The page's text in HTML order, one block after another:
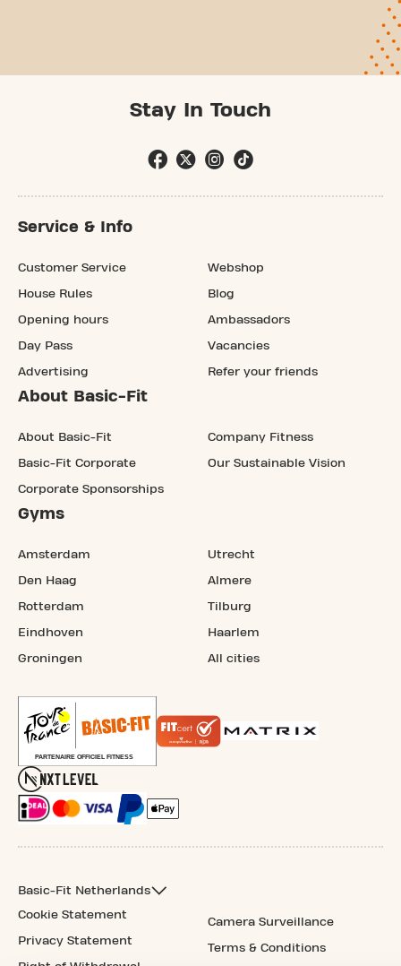
Stay In Touch
Service & Info
Customer Service
House Rules
Opening hours
Day Pass
Advertising
Webshop
Blog
Ambassadors
Vacancies
Refer your friends
About Basic-Fit
About Basic-Fit
Basic-Fit Corporate
Corporate Sponsorships
Company Fitness
Our Sustainable Vision
Gyms
Amsterdam
Den Haag
Rotterdam
Eindhoven
Groningen
Utrecht
Almere
Tilburg
Haarlem
All cities
Basic-Fit Netherlands
Cookie Statement
Privacy Statement
Camera Surveillance
Terms & Conditions